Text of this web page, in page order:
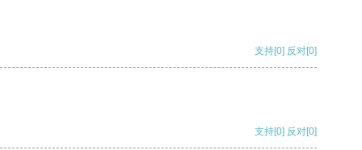
支持[0] 反对[0]
支持[0] 反对[0]